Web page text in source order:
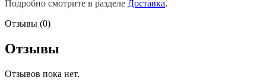
Подробно смотрите в разделе Доставка.
Отзывы (0)
Отзывы
Отзывов пока нет.